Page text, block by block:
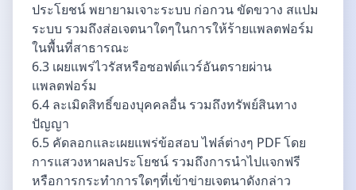
ประโยชน์ พยายามเจาะระบบ ก่อกวน ขัดขวาง สแปม
ระบบ รวมถึงส่อเจตนาใดๆในการให้ร้ายแพลตฟอร์ม
ในพื้นที่สาธารณะ
6.3 เผยแพร่ไวรัสหรือซอฟต์แวร์อันตรายผ่าน
แพลตฟอร์ม
6.4 ละเมิดสิทธิ์ของบุคคลอื่น รวมถึงทรัพย์สินทาง
ปัญญา
6.5 คัดลอกและเผยแพร่ข้อสอบ ไฟล์ต่างๆ PDF โดย
การแสวงหาผลประโยชน์ รวมถึงการนำไปแจกฟรี
หรือการกระทำการใดๆที่เข้าข่ายเจตนาดังกล่าว